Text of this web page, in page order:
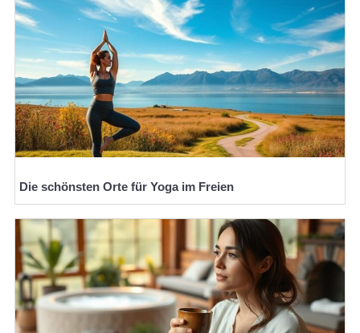
Die schönsten Orte für Yoga im Freien